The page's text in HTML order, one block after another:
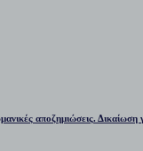
αποζημιώσεις.